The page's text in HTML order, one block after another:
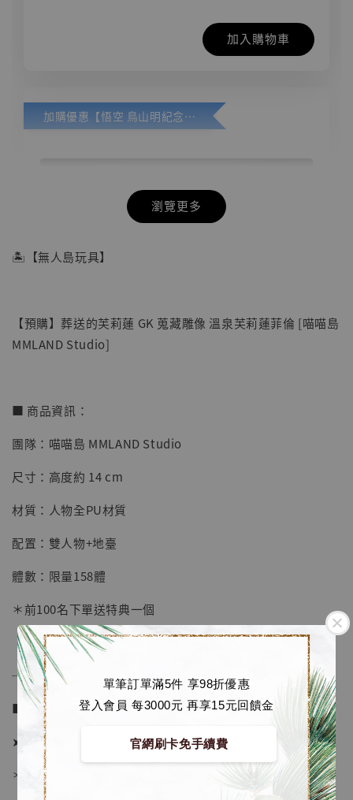
單筆訂單滿5件 享98折優惠
登入會員 每3000元 再享15元回饋金
官網刷卡免手續費
加入購物車
加購優惠【悟空 鳥山明紀念款 [奇蹟工作室]】
【店內現貨】七龍珠 系列蒐藏雕像 悟空 鳥山
明紀念款 [奇蹟工作室]
NT$ 5,580
加購優惠【海賊王 布魯克達摩 [7STARS Studio]】
瀏覽更多
🏝【無人島玩具】
【預購】葬送的芙莉蓮 GK 蒐藏雕像 溫泉芙莉蓮菲倫 [喵喵島
MMLAND Studio]
■ 商品資訊：
團隊：喵喵島 MMLAND Studio
尺寸：高度約 14 cm
材質：人物全PU材質
配置：雙人物+地臺
體數：限量158體
＊前100名下單送特典一個
──────────────
■ 販售資訊 (NT$)：
➤ 價格 3080元 (訂金1780)
＊ 國際運費另計